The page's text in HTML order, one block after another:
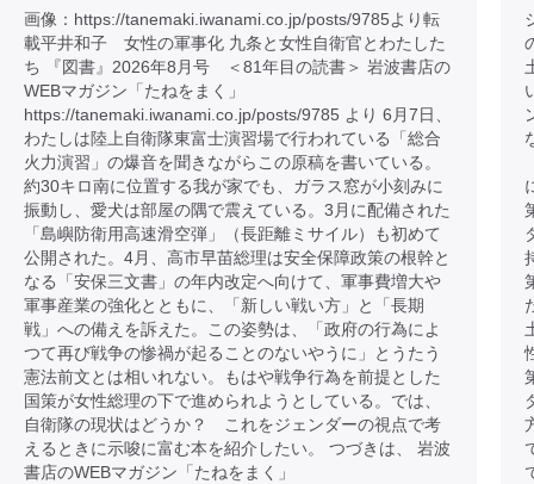
画像：https://tanemaki.iwanami.co.jp/posts/9785より転
載平井和子 女性の軍事化 九条と女性自衛官とわたした
ち 『図書』2026年8月号 ＜81年目の読書＞ 岩波書店の
WEBマガジン「たねをまく」
https://tanemaki.iwanami.co.jp/posts/9785 より 6月7日、
わたしは陸上自衛隊東富士演習場で行われている「総合
火力演習」の爆音を聞きながらこの原稿を書いている。
約30キロ南に位置する我が家でも、ガラス窓が小刻みに
振動し、愛犬は部屋の隅で震えている。3月に配備された
「島嶼防衛用高速滑空弾」（長距離ミサイル）も初めて
公開された。4月、高市早苗総理は安全保障政策の根幹と
なる「安保三文書」の年内改定へ向けて、軍事費増大や
軍事産業の強化とともに、「新しい戦い方」と「長期
戦」への備えを訴えた。この姿勢は、「政府の行為によ
つて再び戦争の惨禍が起ることのないやうに」とうたう
憲法前文とは相いれない。もはや戦争行為を前提とした
国策が女性総理の下で進められようとしている。では、
自衛隊の現状はどうか？ これをジェンダーの視点で考
えるときに示唆に富む本を紹介したい。 つづきは、 岩波
書店のWEBマガジン「たねをまく」